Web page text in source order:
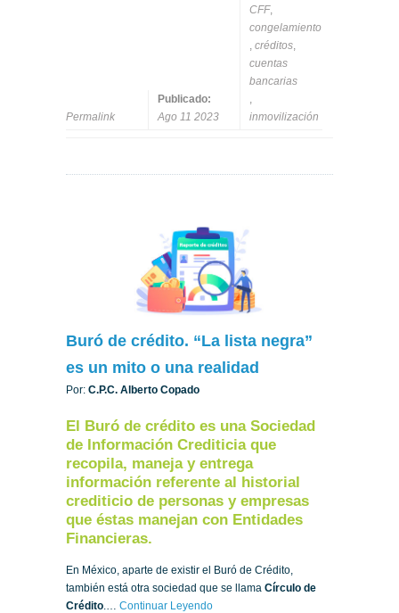
Permalink
Publicado:
Ago 11 2023
CFF,
congelamiento
, créditos,
cuentas
bancarias
,
inmovilización
Buró de crédito. “La lista negra”
es un mito o una realidad
Por: C.P.C. Alberto Copado
El Buró de crédito es una Sociedad
de Información Crediticia que
recopila, maneja y entrega
información referente al historial
crediticio de personas y empresas
que éstas manejan con Entidades
Financieras.
En México, aparte de existir el Buró de Crédito,
también está otra sociedad que se llama Círculo de
Crédito.… Continuar Leyendo